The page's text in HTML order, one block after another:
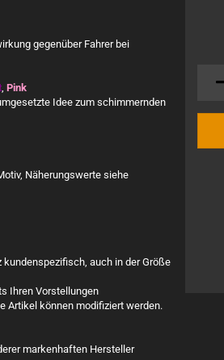
gegenüber Fahrer bei
, Pink
Idee zum schimmernden
Näherungswerte siehe
auch in der Größe
Ihren Vorstellungen
Artikel können modifiziert werden.
markenhaften Hersteller